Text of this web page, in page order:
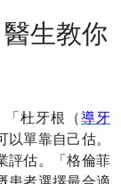
生教你
杜牙根（導牙
單靠自己估。
評估。「格倫菲